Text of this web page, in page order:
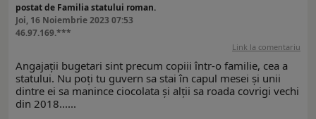
postat de Familia statului roman.
Joi, 16 Noiembrie 2023 07:53
46.97.169.***
Link la comentariu
Angajații bugetari sint precum copiii într-o familie, cea a
statului. Nu poți tu guvern sa stai în capul mesei și unii
dintre ei sa manince ciocolata și alții sa roada covrigi vechi
din 2018......